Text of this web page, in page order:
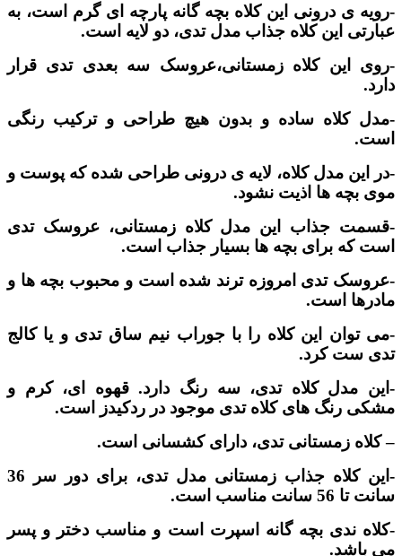
-رویه ی درونی این کلاه بچه گانه پارچه ای گرم است، به
عبارتی این کلاه جذاب مدل تدی، دو لایه است.
-روی این کلاه زمستانی،عروسک سه بعدی تدی قرار
دارد.
-مدل کلاه ساده و بدون هیچ طراحی و ترکیب رنگی
است.
-در این مدل کلاه، لایه ی درونی طراحی شده که پوست و
موی بچه ها اذیت نشود.
-قسمت جذاب این مدل کلاه زمستانی، عروسک تدی
است که برای بچه ها بسیار جذاب است.
-عروسک تدی امروزه ترند شده است و محبوب بچه ها و
مادرها است.
-می توان این کلاه را با جوراب نیم ساق تدی و یا کالج
تدی ست کرد.
-این مدل کلاه تدی، سه رنگ دارد. قهوه ای، کرم و
مشکی رنگ های کلاه تدی موجود در ردکیدز است.
– کلاه زمستانی تدی، دارای کشسانی است.
-این کلاه جذاب زمستانی مدل تدی، برای دور سر 36
سانت تا 56 سانت مناسب است.
-کلاه ندی بچه گانه اسپرت است و مناسب دختر و پسر
می باشد.